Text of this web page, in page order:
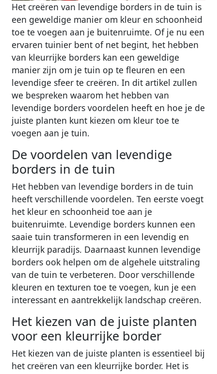
Het creëren van levendige borders in de tuin is
een geweldige manier om kleur en schoonheid
toe te voegen aan je buitenruimte. Of je nu een
ervaren tuinier bent of net begint, het hebben
van kleurrijke borders kan een geweldige
manier zijn om je tuin op te fleuren en een
levendige sfeer te creëren. In dit artikel zullen
we bespreken waarom het hebben van
levendige borders voordelen heeft en hoe je de
juiste planten kunt kiezen om kleur toe te
voegen aan je tuin.
De voordelen van levendige
borders in de tuin
Het hebben van levendige borders in de tuin
heeft verschillende voordelen. Ten eerste voegt
het kleur en schoonheid toe aan je
buitenruimte. Levendige borders kunnen een
saaie tuin transformeren in een levendig en
kleurrijk paradijs. Daarnaast kunnen levendige
borders ook helpen om de algehele uitstraling
van de tuin te verbeteren. Door verschillende
kleuren en texturen toe te voegen, kun je een
interessant en aantrekkelijk landschap creëren.
Het kiezen van de juiste planten
voor een kleurrijke border
Het kiezen van de juiste planten is essentieel bij
het creëren van een kleurrijke border. Het is